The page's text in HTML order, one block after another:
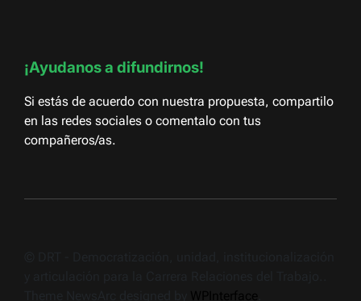
¡Ayudanos a difundirnos!
Si estás de acuerdo con nuestra propuesta, compartilo
en las redes sociales o comentalo con tus
compañeros/as.